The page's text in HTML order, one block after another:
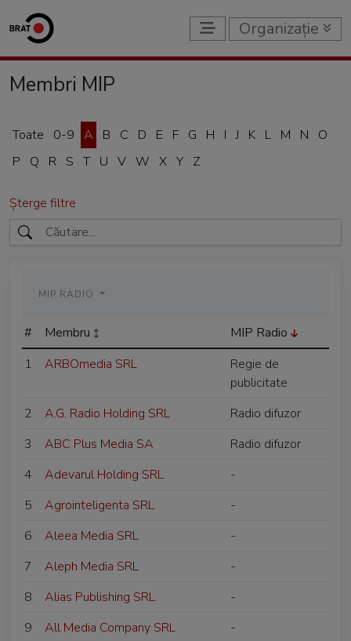
Organizație
Membri MIP
Toate 0-9 A B C D E F G H I J K L M N
O
P
Q R S T U V W X Y Z
Șterge filtre
MIP RADIO
# Membru
MIP Radio
1
ARBOmedia SRL
Regie de
publicitate
2
A.G. Radio Holding SRL
Radio difuzor
3
ABC Plus Media SA
Radio difuzor
4
Adevarul Holding SRL
-
5
Agrointeligenta SRL
-
6
Aleea Media SRL
-
7
Aleph Media SRL
-
8
Alias Publishing SRL
-
9
All Media Company SRL
-